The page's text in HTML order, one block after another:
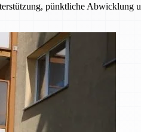
pünktliche Abwicklung